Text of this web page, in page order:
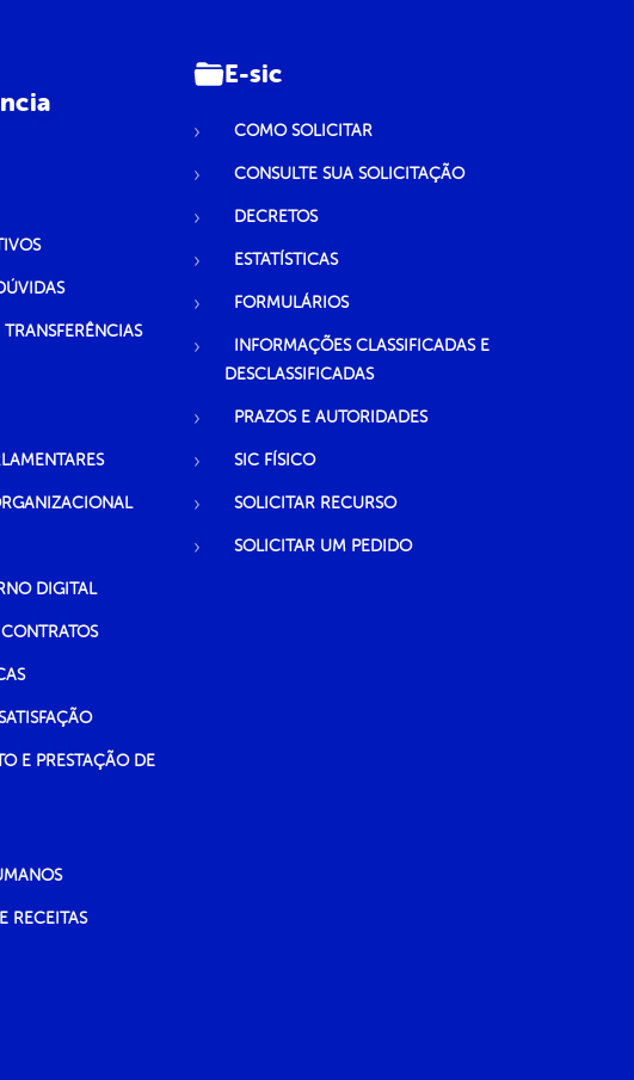
DIGITAL
E PRESTAÇÃO DE
RECEITAS
E-sic
COMO SOLICITAR
CONSULTE SUA SOLICITAÇÃO
DECRETOS
ESTATÍSTICAS
FORMULÁRIOS
INFORMAÇÕES CLASSIFICADAS E
DESCLASSIFICADAS
PRAZOS E AUTORIDADES
SIC FÍSICO
SOLICITAR RECURSO
SOLICITAR UM PEDIDO